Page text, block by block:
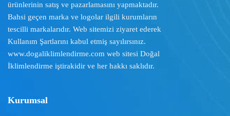
ürünlerinin satış ve pazarlamasını yapmaktadır.
Bahsi geçen marka ve logolar ilgili kurumların
tescilli markalarıdır. Web sitemizi ziyaret ederek
Kullanım Şartlarını kabul etmiş sayılırsınız.
www.dogaliklimlendirme.com web sitesi Doğal
İklimlendirme iştirakidir ve her hakkı saklıdır.
Kurumsal